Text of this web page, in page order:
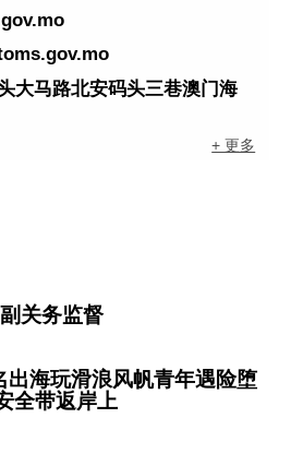
大马路北安码头三巷澳门海
+ 更多
关务监督
出海玩滑浪风帆青年遇险堕
全带返岸上